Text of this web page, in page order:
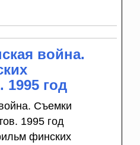
война.
1995 год
Съемки
1995 год
финских